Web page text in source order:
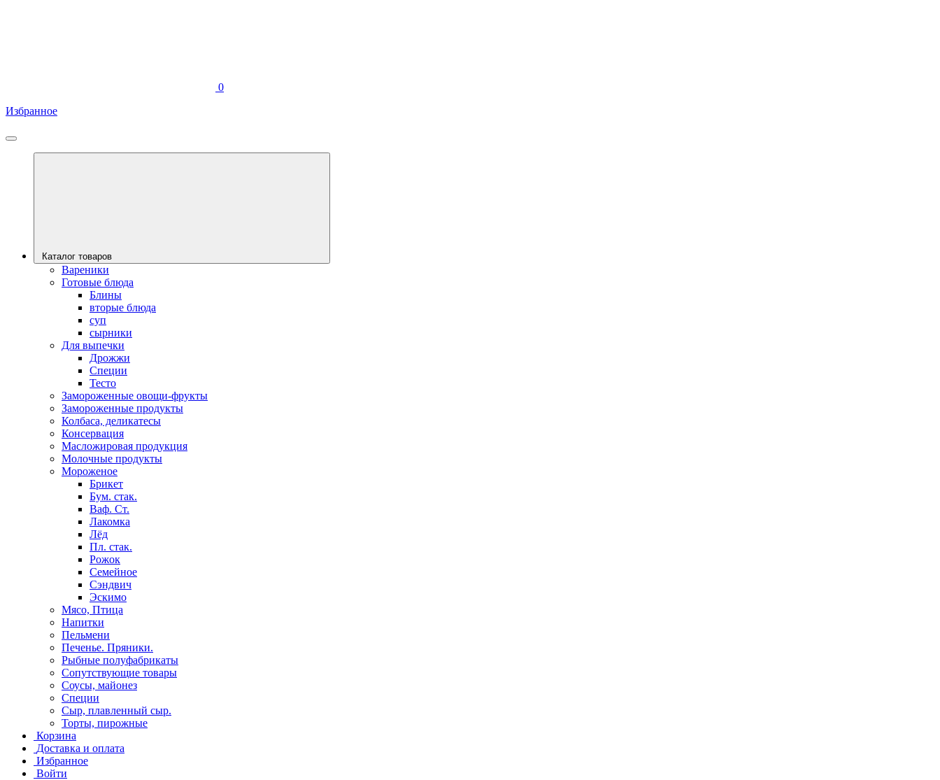
0
Избранное
Каталог товаров
Вареники
Готовые блюда
Блины
вторые блюда
суп
сырники
Для выпечки
Дрожжи
Специи
Тесто
Замороженные овощи-фрукты
Замороженные продукты
Колбаса, деликатесы
Консервация
Масложировая продукция
Молочные продукты
Мороженое
Брикет
Бум. стак.
Ваф. Ст.
Лакомка
Лёд
Пл. стак.
Рожок
Семейное
Сэндвич
Эскимо
Мясо, Птица
Напитки
Пельмени
Печенье. Пряники.
Рыбные полуфабрикаты
Сопутствующие товары
Соусы, майонез
Специи
Сыр, плавленный сыр.
Торты, пирожные
Корзина
Доставка и оплата
Избранное
Войти